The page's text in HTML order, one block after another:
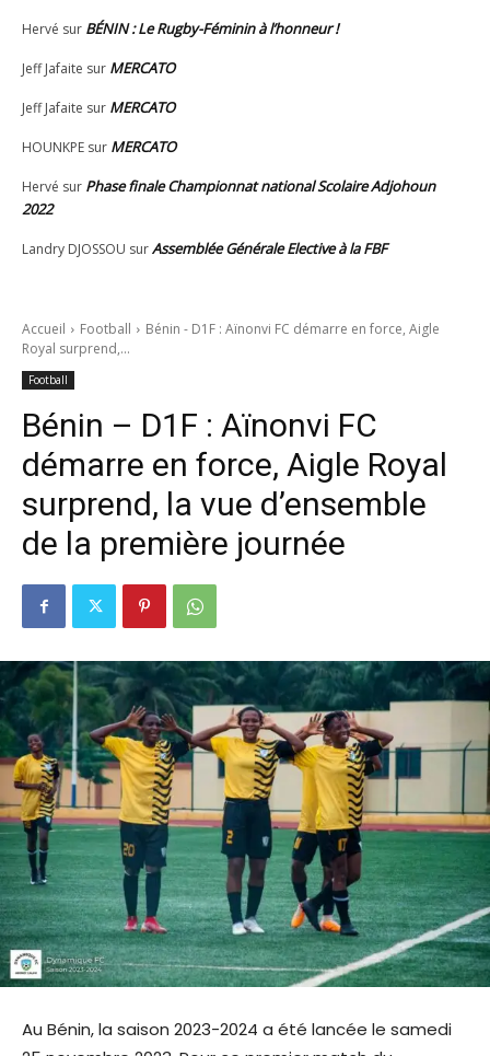
Hervé sur BÉNIN : Le Rugby-Féminin à l’honneur !
Jeff Jafaite sur MERCATO
Jeff Jafaite sur MERCATO
HOUNKPE sur MERCATO
Hervé sur Phase finale Championnat national Scolaire Adjohoun
2022
Landry DJOSSOU surAssemblée Générale Elective à la FBF